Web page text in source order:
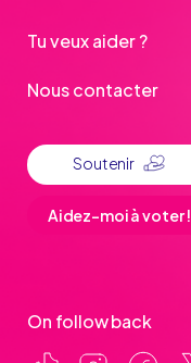
Tu veux aider ?
Nous contacter
Soutenir
Aidez-moi à voter !
On follow back